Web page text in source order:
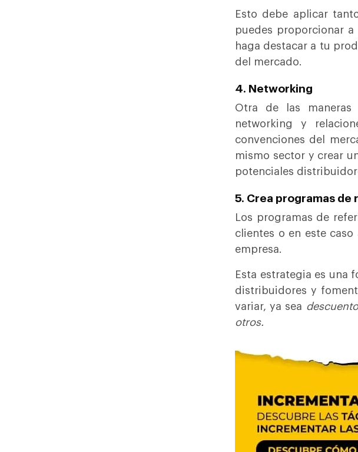
Esto debe aplicar
puedes proporcionar
haga destacar a tu
del mercado.
4. Networking
Otra de las maneras
networking y
convenciones del
mismo sector y crear
potenciales
5. Crea programas de
Los programas de
clientes o en este
empresa.
Esta estrategia es una
distribuidores y
variar, ya sea
otros.